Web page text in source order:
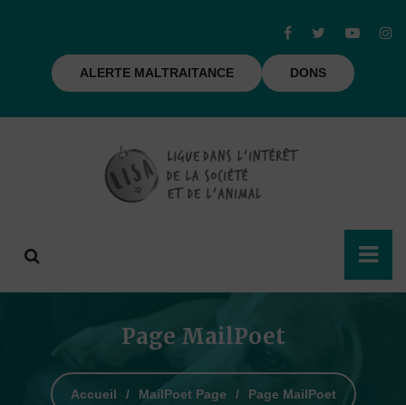
ALERTE MALTRAITANCE DONS
Page MailPoet
Accueil MailPoet Page Page MailPoet